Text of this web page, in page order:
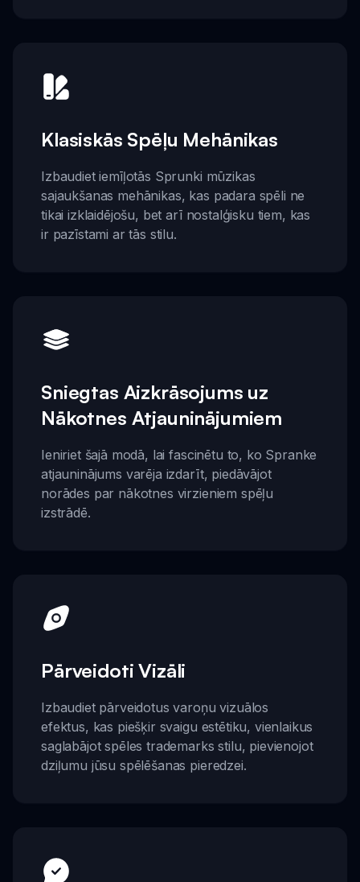
Klasiskās Spēļu Mehānikas
Izbaudiet iemīļotās Sprunki mūzikas
sajaukšanas mehānikas, kas padara spēli ne
tikai izklaidējošu, bet arī nostalģisku tiem, kas
ir pazīstami ar tās stilu.
Sniegtas Aizkrāsojums uz
Nākotnes Atjauninājumiem
Ieniriet šajā modā, lai fascinētu to, ko Spranke
atjauninājums varēja izdarīt, piedāvājot
norādes par nākotnes virzieniem spēļu
izstrādē.
Pārveidoti Vizāli
Izbaudiet pārveidotus varoņu vizuālos
efektus, kas piešķir svaigu estētiku, vienlaikus
saglabājot spēles trademarks stilu, pievienojot
dziļumu jūsu spēlēšanas pieredzei.